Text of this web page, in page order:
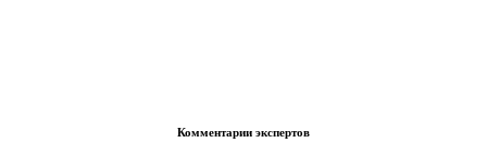
Комментарии экспертов